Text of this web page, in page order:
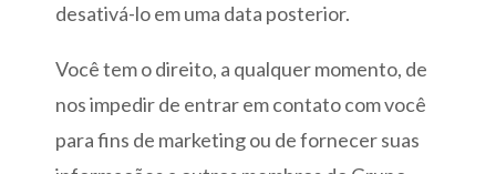
desativá-lo em uma data posterior.
Você tem o direito, a qualquer momento, de
nos impedir de entrar em contato com você
para fins de marketing ou de fornecer suas